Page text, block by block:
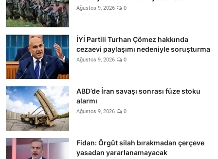
Ağustos 9, 2026 0
İYİ Partili Turhan Çömez hakkında
cezaevi paylaşımı nedeniyle soruşturma
Ağustos 9, 2026 0
ABD’de İran savaşı sonrası füze stoku
alarmı
Ağustos 9, 2026 0
Fidan: Örgüt silah bırakmadan çerçeve
yasadan yararlanamayacak